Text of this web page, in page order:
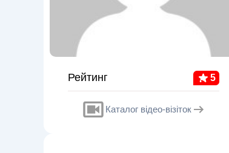
Рейтинг 5
Каталог відео-візіток